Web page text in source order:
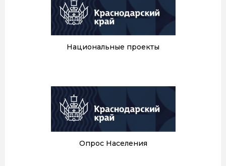
Национальные проекты
Опрос Населения